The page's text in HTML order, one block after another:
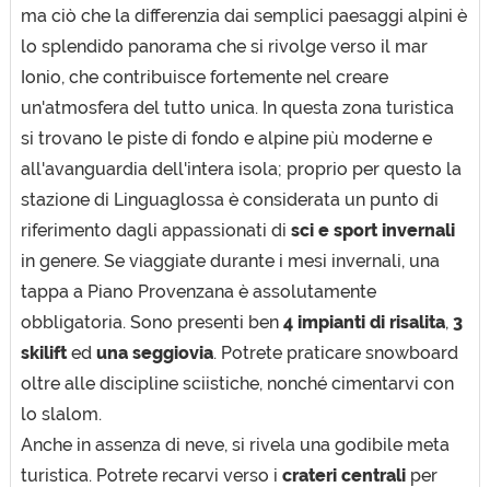
ma ciò che la differenzia dai semplici paesaggi alpini è
lo splendido panorama che si rivolge verso il mar
Ionio, che contribuisce fortemente nel creare
un'atmosfera del tutto unica. In questa zona turistica
si trovano le piste di fondo e alpine più moderne e
all'avanguardia dell'intera isola; proprio per questo la
stazione di Linguaglossa è considerata un punto di
riferimento dagli appassionati di sci e sport invernali
in genere. Se viaggiate durante i mesi invernali, una
tappa a Piano Provenzana è assolutamente
obbligatoria. Sono presenti ben 4 impianti di risalita, 3
skilifted una seggiovia. Potrete praticare snowboard
oltre alle discipline sciistiche, nonché cimentarvi con
lo slalom.
Anche in assenza di neve, si rivela una godibile meta
turistica. Potrete recarvi verso i crateri centrali per